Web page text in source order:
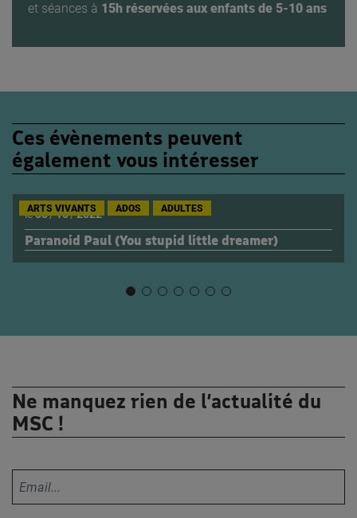
et séances à 15h réservées aux enfants de 5-10 ans
Ces évènements peuvent
également vous intéresser
Paranoid Paul (You stupid little dreamer)
le08/10/2022
ARTS VIVANTS ADOS ADULTES
Ne manquez rien de l’actualité du
MSC !